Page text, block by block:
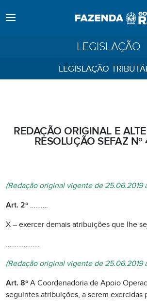
LEGISLAÇÃO
LEGISLAÇÃO
REDAÇÃO ORIGINAL E
RESOLUÇÃO SEFAZ
(Redação original vigente de 25.06.2019
Art. 2º ……….
X – exercer demais atribuições que lhe
……………….
(Redação original vigente de 25.06.2019
Art. 8º A Coordenadoria de Apoio
seguintes atribuições, a serem exercidas